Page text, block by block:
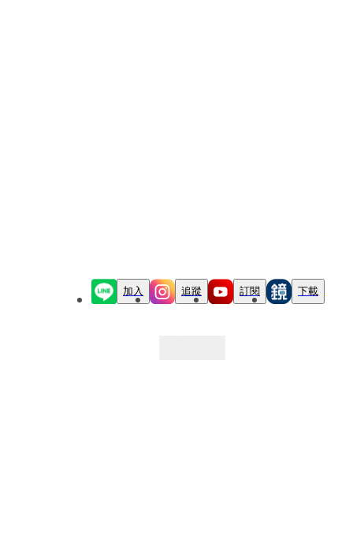
加入 追蹤 訂閱 下載